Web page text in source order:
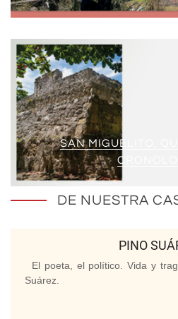
SAN MIGUELITO,
DE NUESTRA
PINO
El poeta, el político. Vida y
Suárez.